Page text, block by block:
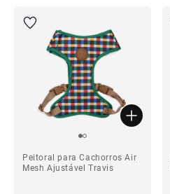
Peitoral para Cachorros Air
Mesh Ajustável Travis